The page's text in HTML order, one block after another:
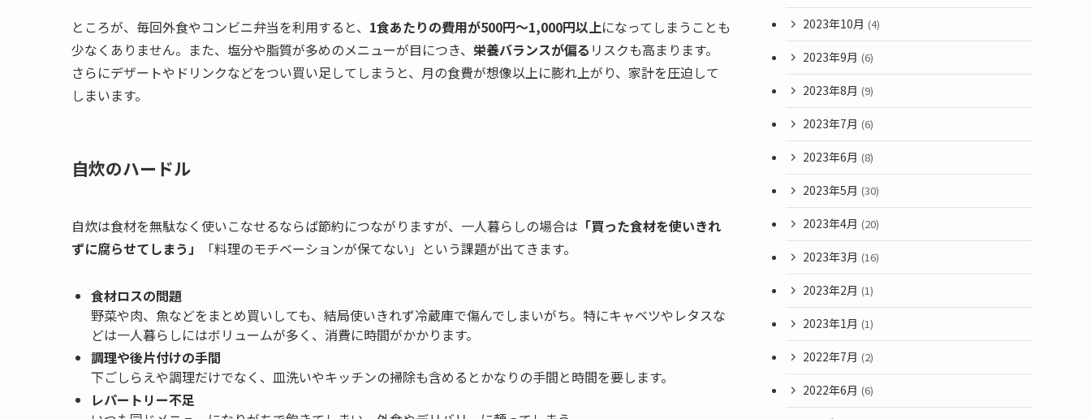
ところが、毎回外食やコンビニ弁当を利用すると、 1食あたりの費用が500円～1,000円以上になってしまうことも
少なくありません。また、塩分や脂質が多めのメニューが目につき、 栄養バランスが偏る リスクも高まります。
さらにデザートやドリンクなどをつい買い足してしまうと、月の食費が想像以上に膨れ上がり、家計を圧迫して
しまいます。
自炊のハードル
自炊は食材を無駄なく使いこなせるならば節約につながりますが、一人暮らしの場合は 「買った食材を使いきれ
ずに腐らせてしまう」
「料理のモチベーションが保てない」という課題が出てきます。
食材ロスの問題
野菜や肉、魚などをまとめ買いしても、結局使いきれず冷蔵庫で傷んでしまいがち。特にキャベツやレタスな
どは一人暮らしにはボリュームが多く、消費に時間がかかります。
調理や後片付けの手間
下ごしらえや調理だけでなく、皿洗いやキッチンの掃除も含めるとかなりの手間と時間を要します。
レパートリー不足
2023年10月 (4)
2023年9月 (6)
2023年8月 (9)
2023年7月 (6)
2023年6月 (8)
2023年5月 (30)
2023年4月 (20)
2023年3月 (16)
2023年2月 (1)
2023年1月 (1)
2022年7月 (2)
2022年6月 (6)